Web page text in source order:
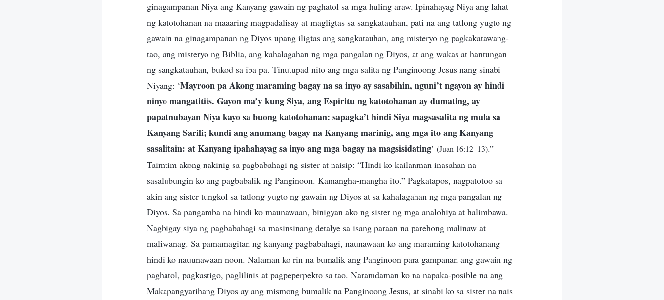
ginagampanan Niya ang Kanyang gawain ng paghatol sa mga huling araw. Ipinahayag Niya ang lahat
ng katotohanan na maaaring magpadalisay at magligtas sa sangkatauhan, pati na ang tatlong yugto ng
gawain na ginagampanan ng Diyos upang iligtas ang sangkatauhan, ang misteryo ng pagkakatawang-
tao, ang misteryo ng Biblia, ang kahalagahan ng mga pangalan ng Diyos, at ang wakas at hantungan
ng sangkatauhan, bukod sa iba pa. Tinutupad nito ang mga salita ng Panginoong Jesus nang sinabi
Niyang: ‘Mayroon pa Akong maraming bagay na sa inyo ay sasabihin, nguni’t ngayon ay hindi
ninyo mangatitiis. Gayon ma’y kung Siya, ang Espiritu ng katotohanan ay dumating, ay
papatnubayan Niya kayo sa buong katotohanan: sapagka’t hindi Siya magsasalita ng mula sa
Kanyang Sarili; kundi ang anumang bagay na Kanyang marinig, ang mga ito ang Kanyang
sasalitain: at Kanyang ipahahayag sa inyo ang mga bagay na magsisidating’ (Juan 16:12–13).”
Taimtim akong nakinig sa pagbabahagi ng sister at naisip: “Hindi ko kailanman inasahan na
sasalubungin ko ang pagbabalik ng Panginoon. Kamangha-mangha ito.” Pagkatapos, nagpatotoo sa
akin ang sister tungkol sa tatlong yugto ng gawain ng Diyos at sa kahalagahan ng mga pangalan ng
Diyos. Sa pangamba na hindi ko maunawaan, binigyan ako ng sister ng mga analohiya at halimbawa.
Nagbigay siya ng pagbabahagi sa masinsinang detalye sa isang paraan na parehong malinaw at
maliwanag. Sa pamamagitan ng kanyang pagbabahagi, naunawaan ko ang maraming katotohanang
hindi ko nauunawaan noon. Nalaman ko rin na bumalik ang Panginoon para gampanan ang gawain ng
paghatol, pagkastigo, paglilinis at pagpeperpekto sa tao. Naramdaman ko na napaka-posible na ang
Makapangyarihang Diyos ay ang mismong bumalik na Panginoong Jesus, at sinabi ko sa sister na nais